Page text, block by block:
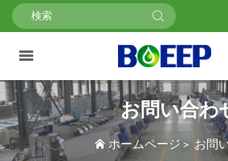
お問い合わ
ホームページ >お問